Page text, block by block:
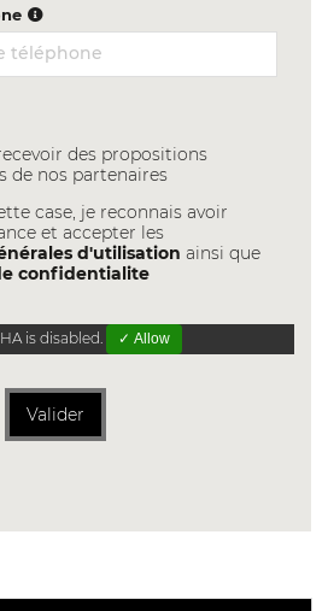
des propositions
de nos partenaires
case, je reconnais avoir
et accepter les
d'utilisation ainsi que
confidentialite
is disabled. ✓ Allow
Valider